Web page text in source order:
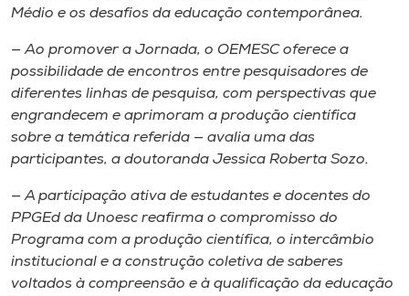
Médio e os desafios da educação contemporânea.
— Ao promover a Jornada, o OEMESC oferece a
possibilidade de encontros entre pesquisadores de
diferentes linhas de pesquisa, com perspectivas que
engrandecem e aprimoram a produção científica
sobre a temática referida — avalia uma das
participantes, a doutoranda Jessica Roberta Sozo.
— A participação ativa de estudantes e docentes do
PPGEd da Unoesc reafirma o compromisso do
Programa com a produção científica, o intercâmbio
institucional e a construção coletiva de saberes
voltados à compreensão e à qualificação da educação